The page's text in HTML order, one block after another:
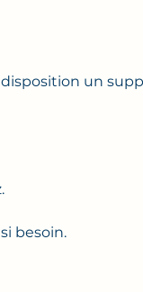
disposition un
besoin.